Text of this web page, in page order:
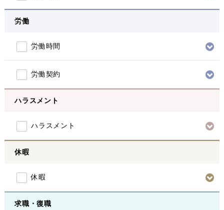
労働
労働時間
労働契約
ハラスメント
ハラスメント
休暇
休暇
求職・復職